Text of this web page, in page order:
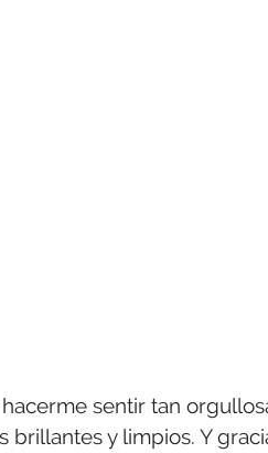
sentir tan
brillantes y limpios. Y